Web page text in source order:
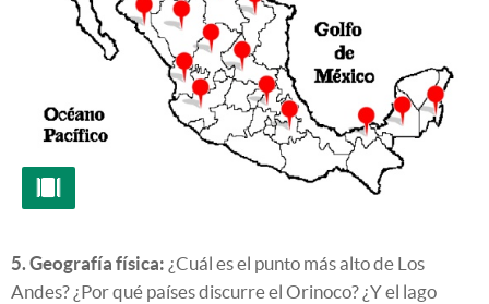
5. Geografía física: ¿Cuál es el punto más alto de Los
Andes? ¿Por qué países discurre el Orinoco? ¿Y el lago